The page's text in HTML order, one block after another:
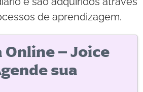
de aprendizagem.
Online – Joice
sua